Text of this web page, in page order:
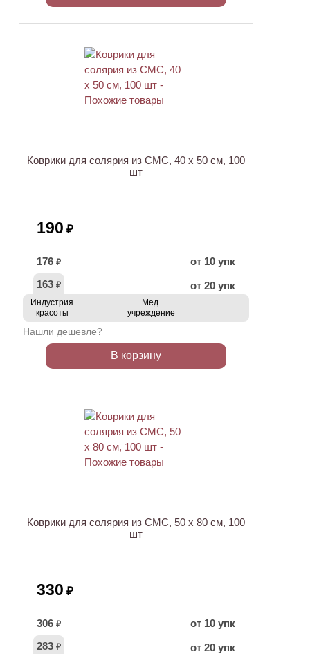
Коврики для солярия из СМС, 40 х 50 см, 100
шт
190 ₽
176 ₽
от 10 упк
163 ₽ от 20 упк
Индустрия
красоты
Мед.
учреждение
Нашли дешевле?
В корзину
Коврики для солярия из СМС, 50 х 80 см, 100
шт
330 ₽
306 ₽
от 10 упк
283 ₽ от 20 упк